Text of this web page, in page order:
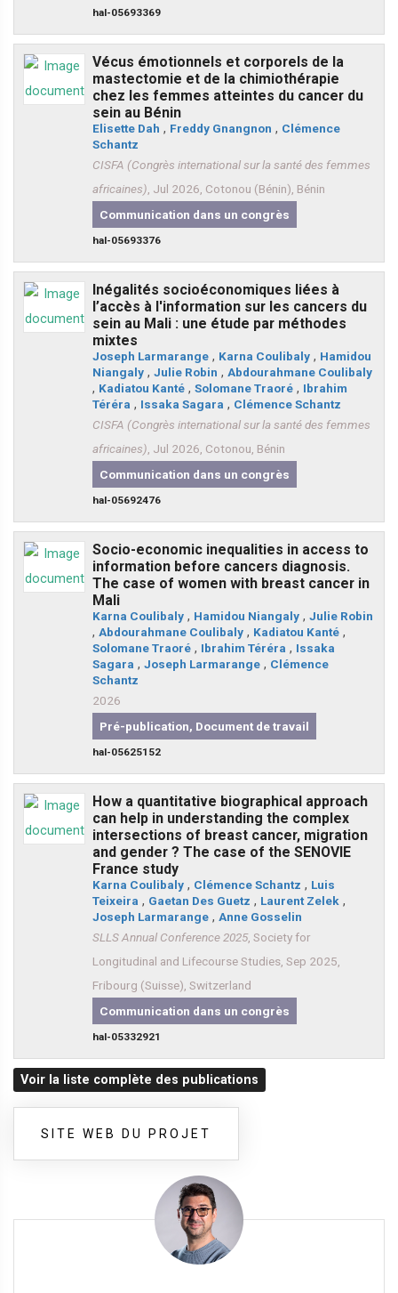
hal-05693369
Vécus émotionnels et corporels de la
mastectomie et de la chimiothérapie
chez les femmes atteintes du cancer du
sein au Bénin
Elisette Dah , Freddy Gnangnon , Clémence
Schantz
CISFA (Congrès international sur la santé des femmes
africaines) , Jul 2026, Cotonou (Bénin), Bénin
Communication dans un congrès
hal-05693376
Inégalités socioéconomiques liées à
l’accès à l'information sur les cancers du
sein au Mali : une étude par méthodes
mixtes
Joseph Larmarange , Karna Coulibaly , Hamidou
Niangaly , Julie Robin , Abdourahmane Coulibaly
, Kadiatou Kanté , Solomane Traoré , Ibrahim
Téréra , Issaka Sagara , Clémence Schantz
CISFA (Congrès international sur la santé des femmes
africaines) , Jul 2026, Cotonou, Bénin
Communication dans un congrès
hal-05692476
Socio-economic inequalities in access to
information before cancers diagnosis.
The case of women with breast cancer in
Mali
Karna Coulibaly , Hamidou Niangaly , Julie Robin
, Abdourahmane Coulibaly , Kadiatou Kanté ,
Solomane Traoré , Ibrahim Téréra , Issaka
Sagara , Joseph Larmarange , Clémence
Schantz
2026
Pré-publication, Document de travail
hal-05625152
How a quantitative biographical approach
can help in understanding the complex
intersections of breast cancer, migration
and gender ? The case of the SENOVIE
France study
Karna Coulibaly , Clémence Schantz , Luis
Teixeira , Gaetan Des Guetz , Laurent Zelek ,
Joseph Larmarange , Anne Gosselin
SLLS Annual Conference 2025, Society for
Longitudinal and Lifecourse Studies, Sep 2025,
Fribourg (Suisse), Switzerland
Communication dans un congrès
hal-05332921
Voir la liste complète des publications
SITE WEB DU PROJET